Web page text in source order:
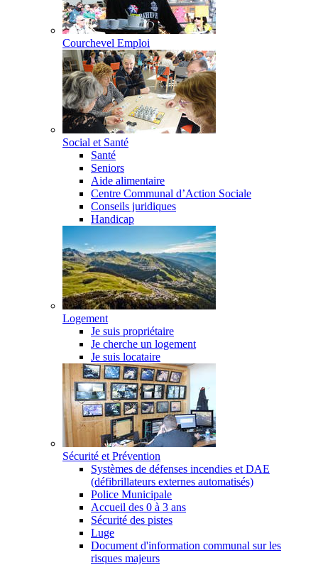
Courchevel Emploi
Social et Santé
Santé
Seniors
Aide alimentaire
Centre Communal d’Action Sociale
Conseils juridiques
Handicap
Logement
Je suis propriétaire
Je cherche un logement
Je suis locataire
Sécurité et Prévention
Systèmes de défenses incendies et DAE
(défibrillateurs externes automatisés)
Police Municipale
Accueil des 0 à 3 ans
Sécurité des pistes
Luge
Document d'information communal sur les
risques majeurs